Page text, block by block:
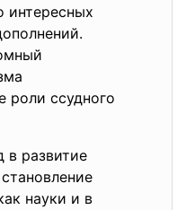
интересных
роли ссудного
в развитие
науки и в